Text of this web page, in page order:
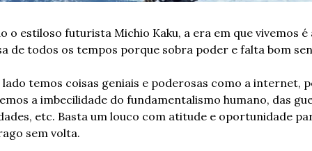
o estiloso futurista Michio Kaku, a era em que vivemos é
de todos os tempos porque sobra poder e falta bom
temos coisas geniais e poderosas como a internet,
a imbecilidade do fundamentalismo humano, das
etc. Basta um louco com atitude e oportunidade
sem volta.